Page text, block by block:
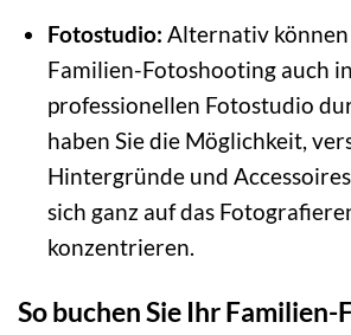
Fotostudio: Alternativ
Familien-Fotoshooting auch
professionellen Fotostudio
haben Sie die Möglichkeit,
Hintergründe und
sich ganz auf das
konzentrieren.
So buchen Sie Ihr